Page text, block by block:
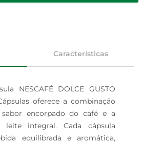
Características
NESCAFÉ DOLCE GUSTO
oferece a combinação
encorpado do café e a
leite integral. Cada cápsula
equilibrada e aromática,